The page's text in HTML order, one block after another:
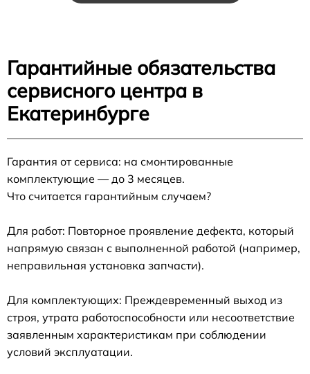
Гарантийные обязательства
сервисного центра в
Екатеринбурге
Гарантия от сервиса: на смонтированные
комплектующие — до 3 месяцев.
Что считается гарантийным случаем?
Для работ: Повторное проявление дефекта, который
напрямую связан с выполненной работой (например,
неправильная установка запчасти).
Для комплектующих: Преждевременный выход из
строя, утрата работоспособности или несоответствие
заявленным характеристикам при соблюдении
условий эксплуатации.